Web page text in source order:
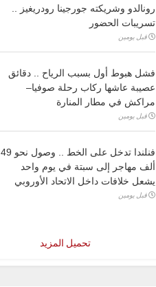
رونالدو وشريكته جورجينا رودريغيز ..
تسريبات الحضور
قبل يومين
فشل هبوط أول بسبب الرياح .. دقائق
عصيبة عاشها ركاب رحلة صوفيا–
مراكش في مطار المنارة
قبل يومين
فنلندا تدخل على الخط .. وصول نحو 49
ألف مهاجر إلى سبتة في يوم واحد
يشعل خلافات داخل الاتحاد الأوروبي
قبل يومين
تحميل المزيد